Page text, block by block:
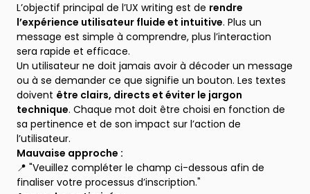
L’objectif principal de l’UX writing est de rendre
l’expérience utilisateur fluide et intuitive. Plus un
message est simple à comprendre, plus l’interaction
sera rapide et efficace.
Un utilisateur ne doit jamais avoir à décoder un message
ou à se demander ce que signifie un bouton. Les textes
doivent être clairs, directs et éviter le jargon
technique. Chaque mot doit être choisi en fonction de
sa pertinence et de son impact sur l’action de
l’utilisateur.
Mauvaise approche :
📍 "Veuillez compléter le champ ci-dessous afin de
finaliser votre processus d’inscription."